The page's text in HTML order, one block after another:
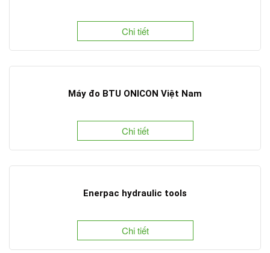
Chi tiết
Máy đo BTU ONICON Việt Nam
Chi tiết
Enerpac hydraulic tools
Chi tiết